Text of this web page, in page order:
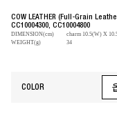
COW LEATHER (Full-Grain
CC10004300, CC10004800
DIMENSION(cm)
charm 10.5(W) X
WEIGHT(g)
34
COLOR